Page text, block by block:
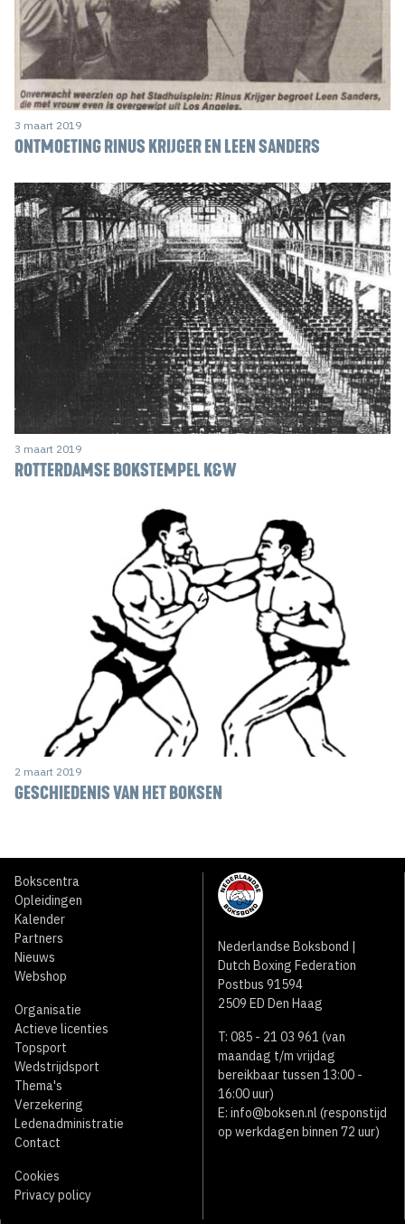
3 maart 2019
ONTMOETING RINUS KRIJGER EN LEEN SANDERS
3 maart 2019
ROTTERDAMSE BOKSTEMPEL K&W
2 maart 2019
GESCHIEDENIS VAN HET BOKSEN
Bokscentra
Opleidingen
Kalender
Partners
Nieuws
Webshop
Organisatie
Actieve licenties
Topsport
Wedstrijdsport
Thema's
Verzekering
Ledenadministratie
Contact
Cookies
Privacy policy
Nederlandse Boksbond |
Dutch Boxing Federation
Postbus 91594
2509 ED Den Haag
T: 085 - 21 03 961 (van
maandag t/m vrijdag
bereikbaar tussen 13:00 -
16:00 uur)
E: info@boksen.nl (responstijd
op werkdagen binnen 72 uur)